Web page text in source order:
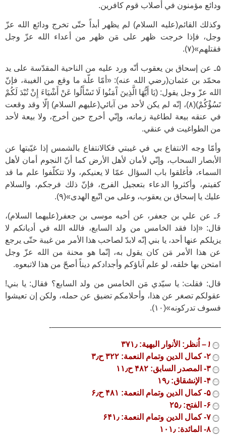
ودائع مؤمنون في أصلاب قوم كافرين.
وكذلك القائم(عليه السلام) لم يظهر أبداً حتّى تخرج ودائع الله عزّ
وجل، فإذا خرجت ظهر على مَن ظهر من أعداء الله عزّ وجل
فقتلهم»(۷).
۵ـ عن إسحاق بن يعقوب أنّه ورد عليه من الناحية المقدّسة على يد
محمّد بن عثمان(رضي الله عنه): «أمّا علّة ما وقع من الغيبة، فإنّ
الله عزّ وجل يقول: (يَا أَيُّهَا الَّذِينَ آَمَنُوا لَا تَسْأَلُوا عَنْ أَشْيَاءَ إِنْ تُبْدَ لَكُمْ
تَسُؤْكُمْ)(۸)، إنّه لم يكن لأحد من آبائي(عليهم السلام) إلّا وقد وقعت
في عنقه بيعة لطاغية زمانه، وإنّي أخرج حين أخرج، ولا بيعة لأحد
من الطواغيت في عنقي.
وأمّا وجه الانتفاع بي في غيبتي فكالانتفاع بالشمس إذا غيّبتها عن
الأبصار السحاب، وإنّي لأمان لأهل الأرض كما أنّ النجوم أمان لأهل
السماء، فأغلقوا باب السؤال عمّا لا يعنيكم، ولا تتكلّفوا علم ما قد
كفيتم، وأكثروا الدعاء بتعجيل الفرج، فإنّ ذلك فرجكم، والسلام
عليك يا إسحاق بن يعقوب، وعلى من اتّبع الهدى»(۹).
۶ـ عن علي بن جعفر، عن أخيه موسى بن جعفر(عليهما السلام)،
قال: «إذا فقد الخامس من ولد السابع، فالله الله في أديانكم لا
يزيلكم عنها أحد، يا بني إنّه لابدّ لصاحب هذا الأمر من غيبة حتّى يرجع
عن هذا الأمر مَن كان يقول به، إنّما هو محنة من الله عزّ وجل
امتحن بها خلقه، لو علم آباؤكم وأجدادكم ديناً أصحّ من هذا لاتبعوه.
قال: فقلت: يا سيّدي مَن الخامس من ولد السابع؟ فقال: يا بني!
عقولكم تصغر عن هذا، وأحلامكم تضيق عن حمله، ولكن إن تعيشوا
فسوف تدركونه»(۱۰).
—————————————————————-
۱ – اُنظر: الأنوار البهية: ۳۷۱٫
۲- كمال الدين وتمام النعمة: ۳۲۲ ح۳٫
۳- المصدر السابق: ۴۸۲ ح۱۱٫
۴- الإنشقاق: ۱۹٫
۵- كمال الدين وتمام النعمة: ۴۸۱ ح۶٫
۶- الفتح: ۲۵٫
۷- كمال الدين وتمام النعمة: ۶۴۱٫
۸- المائدة: ۱۰۱٫